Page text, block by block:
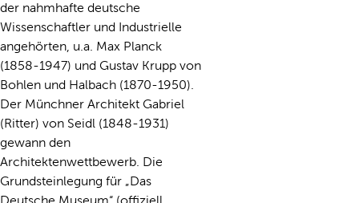
der nahmhafte deutsche
Wissenschaftler und Industrielle
angehörten, u.a. Max Planck
(1858-1947) und Gustav Krupp von
Bohlen und Halbach (1870-1950).
Der Münchner Architekt Gabriel
(Ritter) von Seidl (1848-1931)
gewann den
Architektenwettbewerb. Die
Grundsteinlegung für „Das